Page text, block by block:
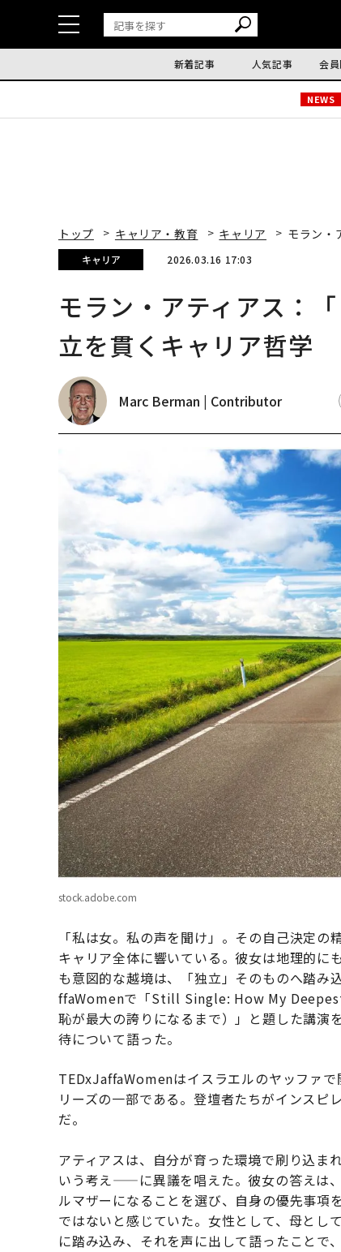
新着記事 人気記事 会
NEWS
トップ キャリア・教育 キャリア モラン・
キャリア 2026.03.16 17:03
モラン・アティアス：
立を貫くキャリア哲学
Marc Berman | Contributor
stock.adobe.com
「私は女。私の声を聞け」。その自己決定
キャリア全体に響いている。彼女は地理的に
も意図的な越境は、「独立」そのものへ踏
ffaWomenで「Still Single: How My
恥が最大の誇りになるまで）」と題した講演
待について語った。
TEDxJaffaWomenはイスラエルのヤッファ
リーズの一部である。登壇者たちがインスピ
だ。
アティアスは、自分が育った環境で刷り込
いう考え——に異議を唱えた。彼女の答えは
ルマザーになることを選び、自身の優先事項
ではないと感じていた。女性として、母とし
に踏み込み、それを声に出して語ったことで